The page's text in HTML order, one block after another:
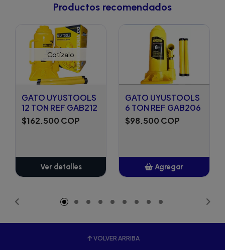
Productos recomendados
Cotízalo
GATO UYUSTOOLS
12 TON REF GAB212
$162.500 COP
Ver detalles
GATO UYUSTOOLS
6 TON REF GAB206
$98.500 COP
Agregar
VOLVER ARRIBA